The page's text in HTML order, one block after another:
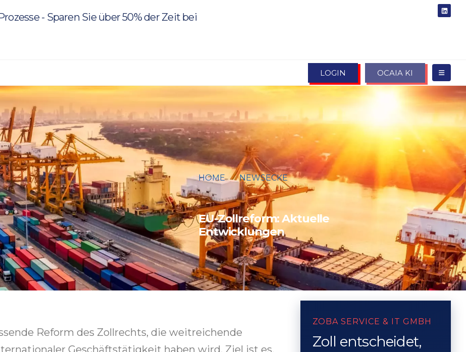
- Sparen Sie über 50% der Zeit bei
LOGIN OCAIA KI
HOME
NEWSECKE
EU-ZOLLREFORM: AKTUELLE
ENTWICKLUNGEN
EU-Zollreform: Aktuelle
Entwicklungen
Reform des Zollrechts, die weitreichende
Geschäftstätigkeit haben wird. Ziel ist es,
ZOBA SERVICE & IT GMBH
Zoll entscheidet,